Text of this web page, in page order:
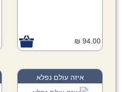
94.00 ₪
איזה עולם נפלא